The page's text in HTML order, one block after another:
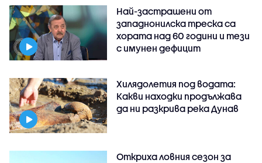
Най-застрашени от
западнонилска треска са
хората над 60 години и тези
с имунен дефицит
Хилядолетия под водата:
Какви находки продължава
да ни разкрива река Дунав
Откриха ловния сезон за